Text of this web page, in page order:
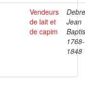
Vendeurs
de lait et
de capim
Jean
1768-
1848